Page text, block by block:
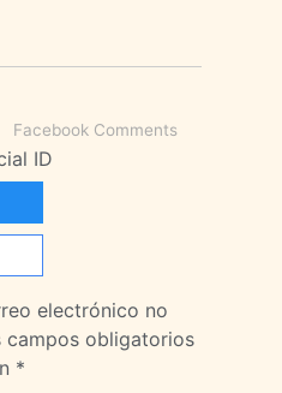
Facebook Comments
ID
electrónico no
campos obligatorios
*